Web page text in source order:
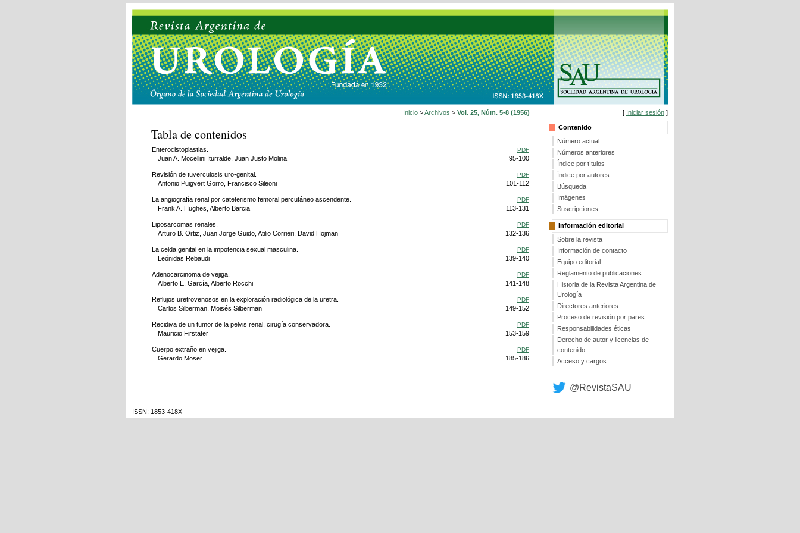
[ Iniciar sesión ]
Contenido
Número actual
Números anteriores
Índice por títulos
Índice por autores
Búsqueda
Imágenes
Suscripciones
Información editorial
Sobre la revista
Información de contacto
Equipo editorial
Reglamento de publicaciones
Historia de la Revista Argentina de
Urología
Directores anteriores
Proceso de revisión por pares
Responsabilidades éticas
Derecho de autor y licencias de
contenido
Acceso y cargos
@RevistaSAU
Inicio >Archivos > Vol. 25, Núm. 5-8 (1956)
Tabla de contenidos
Enterocistoplastias.
Juan A. Mocellini Iturralde, Juan Justo Molina
PDF
95-100
Revisión de tuverculosis uro-genital.
Antonio Puigvert Gorro, Francisco Sileoni
PDF
101-112
La angiografía renal por cateterismo femoral percutáneo ascendente.
Frank A. Hughes, Alberto Barcia
PDF
113-131
Liposarcomas renales.
Arturo B. Ortiz, Juan Jorge Guido, Atilio Corrieri, David Hojman
PDF
132-136
La celda genital en la impotencia sexual masculina.
Leónidas Rebaudi
PDF
139-140
Adenocarcinoma de vejiga.
Alberto E. García, Alberto Rocchi
PDF
141-148
Reflujos uretrovenosos en la exploración radiológica de la uretra.
Carlos Silberman, Moisés Silberman
PDF
149-152
Recidiva de un tumor de la pelvis renal. cirugía conservadora.
Mauricio Firstater
PDF
153-159
Cuerpo extraño en vejiga.
Gerardo Moser
PDF
185-186
ISSN: 1853-418X